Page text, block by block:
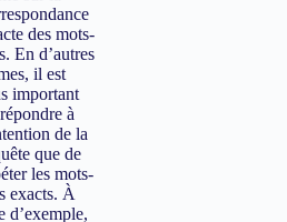
des mots-
En d’autres
il est
important
à
de la
que de
les mots-
exacts. À
d’exemple,